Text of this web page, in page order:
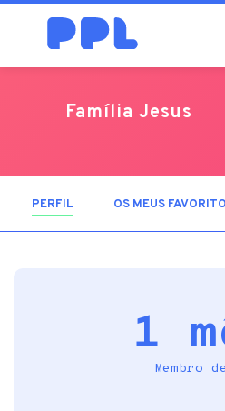
Família Jesus
PERFIL (SEPARADOR ATIVO)
OS MEUS
1
Membro